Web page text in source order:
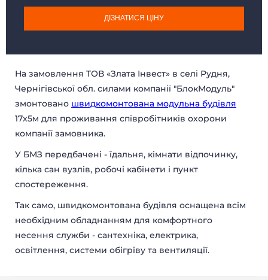
КАРКАСНІ БУДИНКИ
ТОРГОВІ ПАВІЛЬЙОНИ
КІОСКИ І ЛАРЬКИ
ПОБУТІВКИ
ЇДАЛЬНІ
МОДУЛЬНІ ЦЕХИ
КАЗАРМИ
МІСТЕЧКА
ДІЗНАТИСЯ ЦІНУ
На замовлення ТОВ «Злата Інвест» в селі Рудня,
Чернігівської обл. силами компанії "БлокМодуль"
змонтовано швидкомонтована модульна будівля
17х5м для проживання співробітників охорони
компанії замовника.
У БМЗ передбачені - їдальня, кімнати відпочинку,
кілька сан вузлів, робочі кабінети і пункт
спостереження.
Так само, швидкомонтована будівля оснащена всім
необхідним обладнанням для комфортного
несення служби - сантехніка, електрика,
освітлення, системи обігріву та вентиляції.